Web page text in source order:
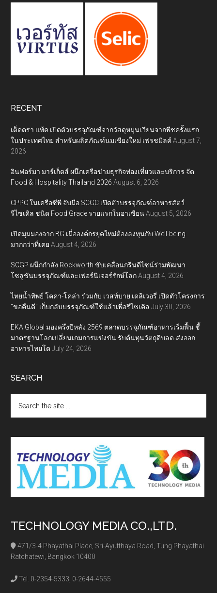
RECENT
เต็ดตรา แพ้ค เปิดตัวบรรจุภัณฑ์จากวัสดุหมุนเวียนจากพืชครั้งแรก
ในประเทศไทย สำหรับผลิตภัณฑ์นมเชียงใหม่ เฟรชมิลค์ August 7,
2026
อินฟอร์มา มาร์เก็ตส์ ผนึกเครือข่ายธุรกิจท่องเที่ยวและบริการ จัด
Food & Hospitality Thailand 2026 August 6, 2026
CPPC ในเครือซีพี จับมือ SCGC เปิดตัวบรรจุภัณฑ์อาหารสัตว์
รีไซเคิล ชนิด Food Grade รายแรกในอาเซียน August 5, 2026
เปิดมุมมองจาก BG เมื่อองค์กรยุคใหม่ต้องลงทุนกับ Well-being
มากกว่าที่เคย August 4, 2026
SCGP ผนึกกำลัง Rockworth ขับเคลื่อนกรีนดีไซน์ร่วมพัฒนา
โซลูชันบรรจุภัณฑ์และเฟอร์นิเจอร์รักษ์โลก August 4, 2026
ไทยน้ำทิพย์ โคคา-โคล่า ร่วมกับ เวสท์บาย เดลิเวอรี่ เปิดตัวโครงการ
“ขอคืนดี” เก็บกลับบรรจุภัณฑ์ใช้แล้วเพื่อรีไซเคิล July 30, 2026
EKA Global มองครึ่งปีหลัง 2569 ตลาดบรรจุภัณฑ์อาหารเริ่มฟื้น ชี้
มาตรฐานโลกเปลี่ยนเกมการแข่งขัน รับต้นทุนวัตถุดิบลด-ส่งออก
อาหารไทยโต July 24, 2026
SEARCH
the
TECHNOLOGY MEDIA CO.,LTD.
471/3-4 Phayathai Place, Sri-Ayutthaya Road, Tung Phayathai
Ratchatewi, Bangkok 10400
Tel. 0-2354-5333, 0-2644-4555